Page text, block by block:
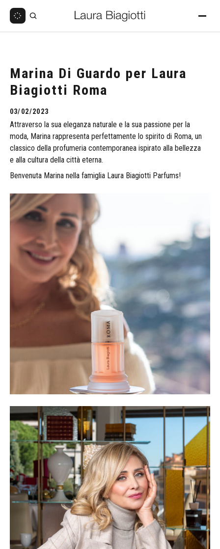
Marina Di Guardo per Laura
Biagiotti Roma
03/02/2023
Attraverso la sua eleganza naturale e la sua passione per la
moda, Marina rappresenta perfettamente lo spirito di Roma, un
classico della profumeria contemporanea ispirato alla bellezza
e alla cultura della città eterna.
Benvenuta Marina nella famiglia Laura Biagiotti Parfums!